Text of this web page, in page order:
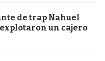
de trap Nahuel
un cajero